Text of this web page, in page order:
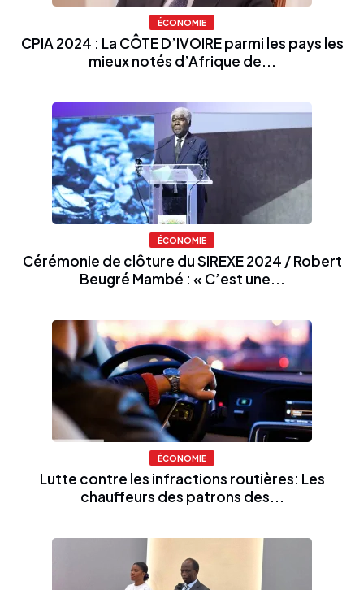
ÉCONOMIE
CPIA 2024 : La CÔTE D’IVOIRE parmi les pays les
mieux notés d’Afrique de...
ÉCONOMIE
Cérémonie de clôture du SIREXE 2024 / Robert
Beugré Mambé : « C’est une...
ÉCONOMIE
Lutte contre les infractions routières: Les
chauffeurs des patrons des...